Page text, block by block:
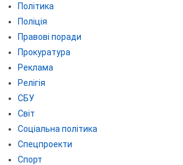
Політика
Поліція
Правові поради
Прокуратура
Реклама
Релігія
СБУ
Світ
Соціальна політика
Спецпроекти
Спорт